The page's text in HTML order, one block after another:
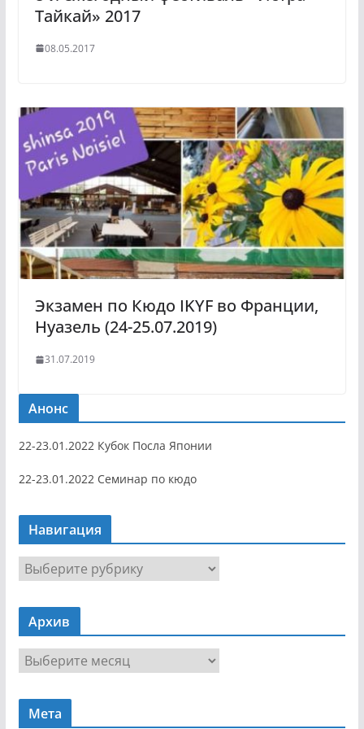
Тайкай» 2017
08.05.2017
Экзамен по Кюдо IKYF во Франции,
Нуазель (24-25.07.2019)
31.07.2019
Анонс
22-23.01.2022 Кубок Посла Японии
22-23.01.2022 Семинар по кюдо
Навигация
Н
а
в
г
Архив
р
х
Мета